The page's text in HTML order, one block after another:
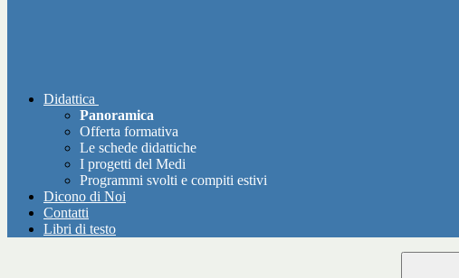
Didattica
Panoramica
Offerta formativa
Le schede didattiche
I progetti del Medi
Programmi svolti e compiti estivi
Dicono di Noi
Contatti
Libri di testo